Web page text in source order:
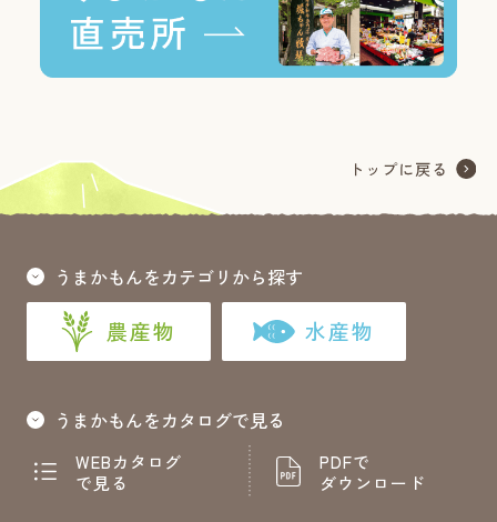
うまかもんをカテゴリから探す
農産物 水産物
うまかもんをカタログで見る
WEBカタログ
で見る
PDFで
ダウンロード